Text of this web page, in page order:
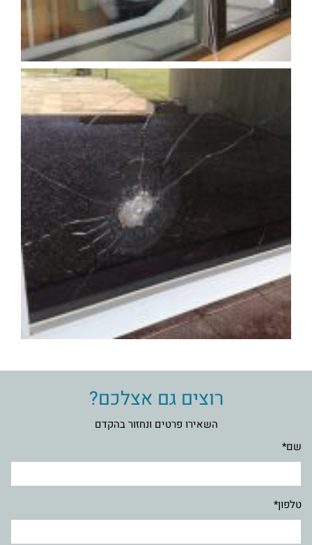
רוצים גם אצלכם?
השאירו פרטים ונחזור בהקדם
שם*
טלפון*